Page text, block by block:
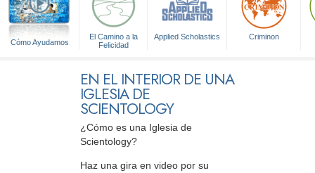
Cómo Ayudamos
El Camino a la
Felicidad
Applied Scholastics Criminon
EN EL INTERIOR DE UNA
IGLESIA DE
SCIENTOLOGY
¿Cómo es una Iglesia de
Scientology?
Haz una gira en video por su